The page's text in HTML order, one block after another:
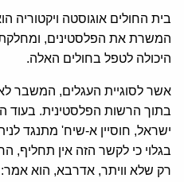
בית החולים אוגוסטה ויקטוריה
המשרת את הפלסטינים, ומחלקת
היכולה לטפל בחולים האלה.
אשר לסוגיית העגלים, המשבר
בתוך הרשות הפלסטינית.
ישראל, חוסיין א-שיח' מתנגד
בגלוי כי לקשר הזה אין
רק שלא וויתר, אדרבא, הוא אמר: